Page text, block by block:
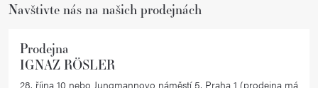
Navštivte nás na našich prodejnách
Prodejna
IGNAZ RÖSLER
28. října 10 nebo Jungmannovo náměstí 5, Praha 1 (prodejna má